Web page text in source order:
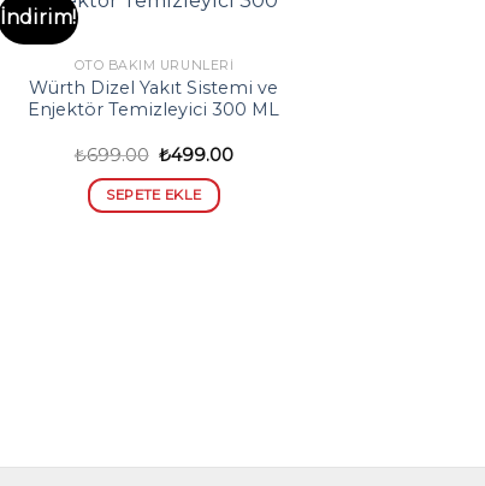
İndirim!
OTO BAKIM ÜRÜNLERI
Würth Dizel Yakıt Sistemi ve
Enjektör Temizleyici 300 ML
₺699.00 Orijinal
₺699.00.
₺499.00Şu
SEPETE EKLE